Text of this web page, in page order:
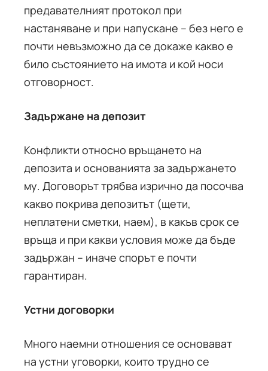
предавателният протокол при
настаняване и при напускане – без него е
почти невъзможно да се докаже какво е
било състоянието на имота и кой носи
отговорност.
Задържане на депозит
Конфликти относно връщането на
депозита и основанията за задържането
му. Договорът трябва изрично да посочва
какво покрива депозитът (щети,
неплатени сметки, наем), в какъв срок се
връща и при какви условия може да бъде
задържан – иначе спорът е почти
гарантиран.
Устни договорки
Много наемни отношения се основават
на устни уговорки, които трудно се